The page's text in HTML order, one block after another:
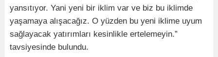
yansıtıyor. Yani yeni bir iklim var ve biz bu iklimde
yaşamaya alışacağız. O yüzden bu yeni iklime uyum
sağlayacak yatırımları kesinlikle ertelemeyin.”
tavsiyesinde bulundu.